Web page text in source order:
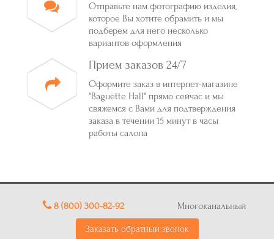
Отправьте нам фотографию изделия,
которое Вы хотите обрамить и мы
подберем для него несколько
вариантов оформления
Прием заказов 24/7
Оформите заказ в интернет-магазине
"Baguette Hall" прямо сейчас и мы
свяжемся с Вами для подтверждения
заказа в течении 15 минут в часы
работы салона
8 (800) 300-82-92 Многоканальный
Заказать обратный звонок